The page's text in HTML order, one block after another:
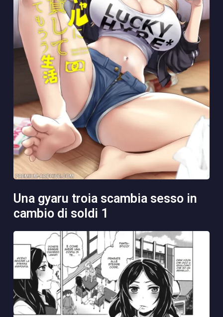
una gyaru troia scambia sesso in
cambio di soldi 1